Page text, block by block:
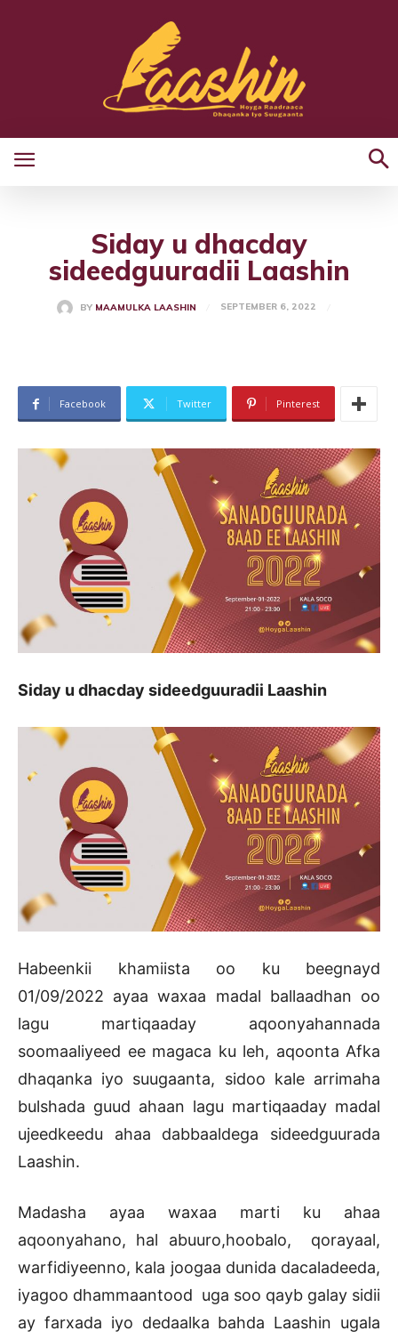
Siday u dhacday
sideedguuradii Laashin
BY MAAMULKA LAASHIN SEPTEMBER 6, 2022
Facebook Twitter Pinterest
Siday u dhacday sideedguuradii Laashin
Habeenkii khamiista oo ku beegnayd
01/09/2022 ayaa waxaa madal ballaadhan oo
lagu martiqaaday aqoonyahannada
soomaaliyeed ee magaca ku leh, aqoonta Afka
dhaqanka iyo suugaanta, sidoo kale arrimaha
bulshada guud ahaan lagu martiqaaday madal
ujeedkeedu ahaa dabbaaldega sideedguurada
Laashin.
Madasha ayaa waxaa marti ku ahaa
aqoonyahano, hal abuuro,hoobalo, qorayaal,
warfidiyeenno, kala joogaa dunida dacaladeeda,
iyagoo dhammaantood uga soo qayb galay sidii
ay farxada iyo dedaalka bahda Laashin ugala